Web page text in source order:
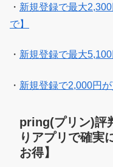
・ 新規登録で最大
で】
・ 新規登録で最大
・ 新規登録で2,000円
pring(プリン)評
りアプリで確実
お得】